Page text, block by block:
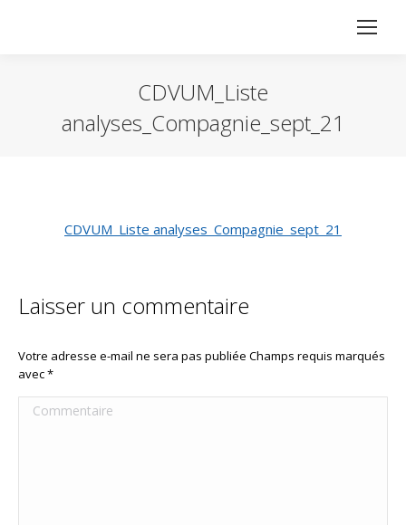
CDVUM_Liste
analyses_Compagnie_sept_21
CDVUM_Liste analyses_Compagnie_sept_21
Laisser un commentaire
Votre adresse e-mail ne sera pas publiée Champs requis marqués
avec*
Commentaire